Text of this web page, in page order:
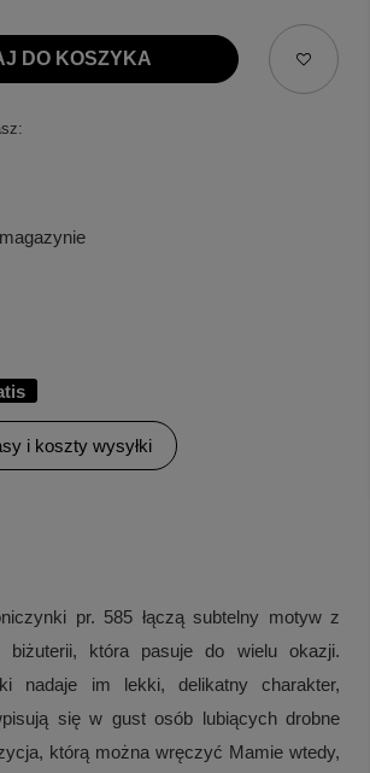
DO KOSZYKA
i koszty wysyłki
pr. 585 łączą subtelny motyw z
biżuterii, która pasuje do wielu okazji.
nadaje im lekki, delikatny charakter,
się w gust osób lubiących drobne
którą można wręczyć Mamie wtedy,